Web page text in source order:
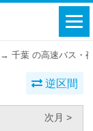
千葉 の高速バス・
逆区間
次月 >